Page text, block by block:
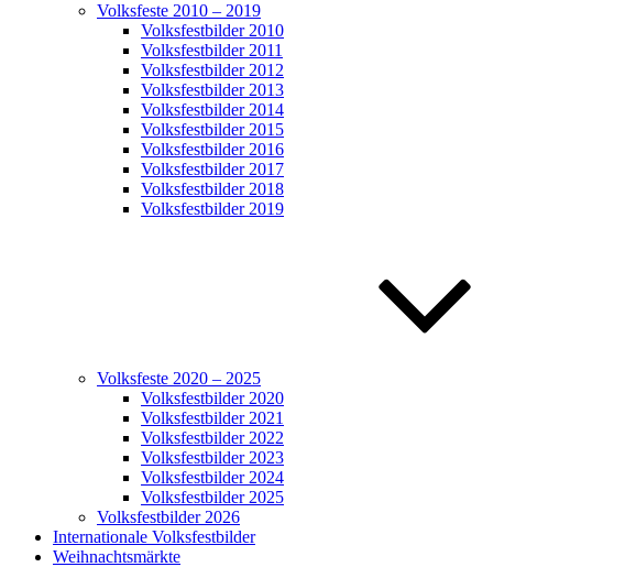
Volksfeste 2010 – 2019
Volksfestbilder 2010
Volksfestbilder 2011
Volksfestbilder 2012
Volksfestbilder 2013
Volksfestbilder 2014
Volksfestbilder 2015
Volksfestbilder 2016
Volksfestbilder 2017
Volksfestbilder 2018
Volksfestbilder 2019
Volksfeste 2020 – 2025
Volksfestbilder 2020
Volksfestbilder 2021
Volksfestbilder 2022
Volksfestbilder 2023
Volksfestbilder 2024
Volksfestbilder 2025
Volksfestbilder 2026
Internationale Volksfestbilder
Weihnachtsmärkte